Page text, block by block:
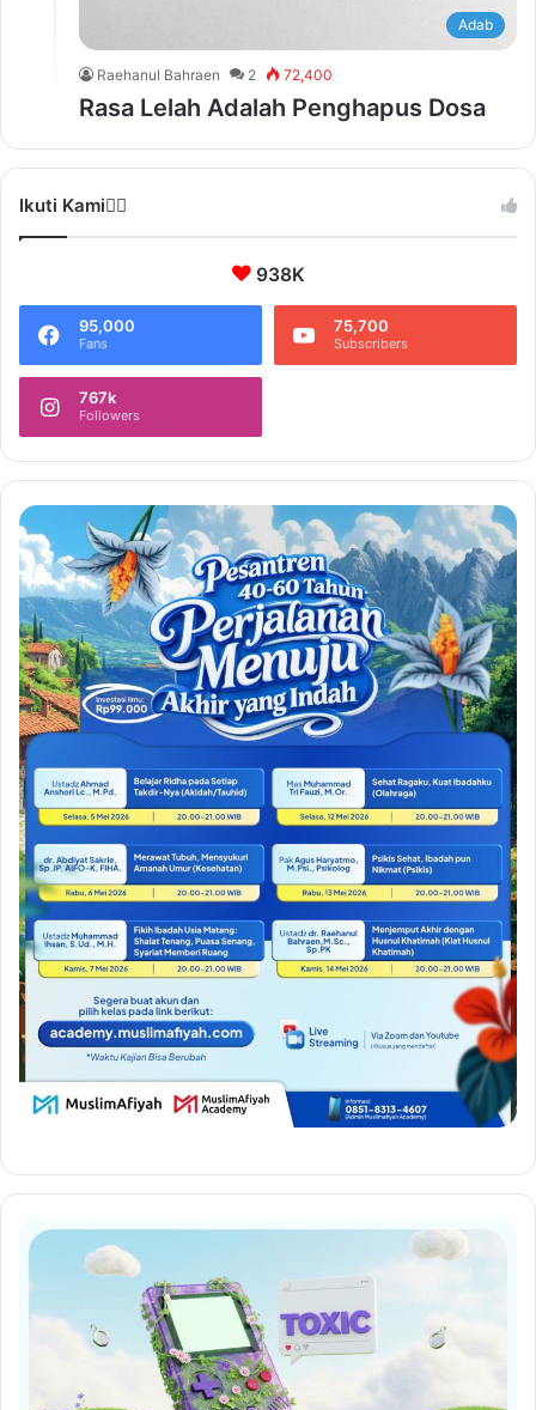
Adab
Raehanul Bahraen 2 72,400
Rasa Lelah Adalah Penghapus Dosa
Ikuti Kami❤️‍🔥
938K
95,000
Fans
75,700
Subscribers
767k
Followers